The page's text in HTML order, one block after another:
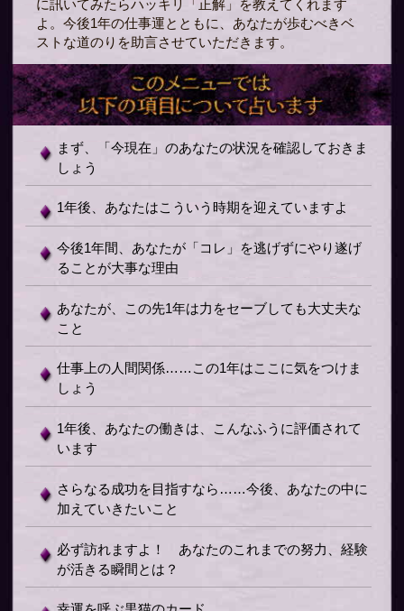
に訊いてみたらハッキリ「正解」を教えてくれます
よ。今後1年の仕事運とともに、あなたが歩むべきベ
ストな道のりを助言させていただきます。
まず、「今現在」のあなたの状況を確認しておきま
しょう
1年後、あなたはこういう時期を迎えていますよ
今後1年間、あなたが「コレ」を逃げずにやり遂げ
ることが大事な理由
あなたが、この先1年は力をセーブしても大丈夫な
こと
仕事上の人間関係……この1年はここに気をつけま
しょう
1年後、あなたの働きは、こんなふうに評価されて
います
さらなる成功を目指すなら……今後、あなたの中に
加えていきたいこと
必ず訪れますよ！ あなたのこれまでの努力、経験
が活きる瞬間とは？